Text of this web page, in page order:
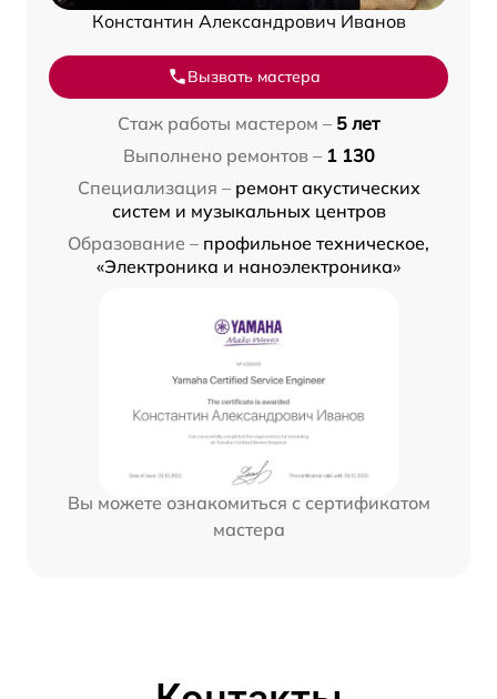
Константин Александрович Иванов
Вызвать мастера
Стаж работы мастером – 5 лет
Выполнено ремонтов – 1 130
Специализация – ремонт акустических
систем и музыкальных центров
Образование – профильное техническое,
«Электроника и наноэлектроника»
Вы можете ознакомиться с сертификатом
мастера